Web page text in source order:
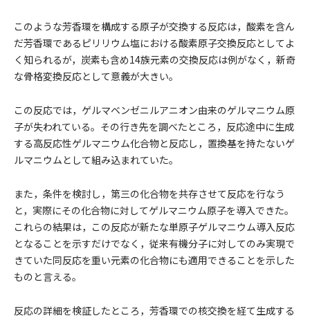
このような芳香環を構成する原子が交換する反応は，酸素を含ん
だ芳香環であるピリリウム塩における酸素原子交換反応としてよ
く知られるが，炭素も含め14族元素の交換反応は例がなく，新奇
な骨格変換反応として意義が大きい。
この反応では，ゲルマベンゼニルアニオン由来のゲルマニウム原
子が失われている。その行き先を調べたところ，反応途中に生成
する高反応性ゲルマニウム化合物と反応し，置換基を持たないゲ
ルマニウムとして組み込まれていた。
また，条件を検討し，第三の化合物を共存させて反応を行なう
と，実際にその化合物に対してゲルマニウム原子を導入できた。
これらの結果は，この反応が新たな単原子ゲルマニウム導入反応
となることを示すだけでなく，従来有機分子に対してのみ実現で
きていた同反応を重い元素の化合物にも適用できることを示した
ものと言える。
反応の詳細を検証したところ，芳香環での核交換を経て生成する